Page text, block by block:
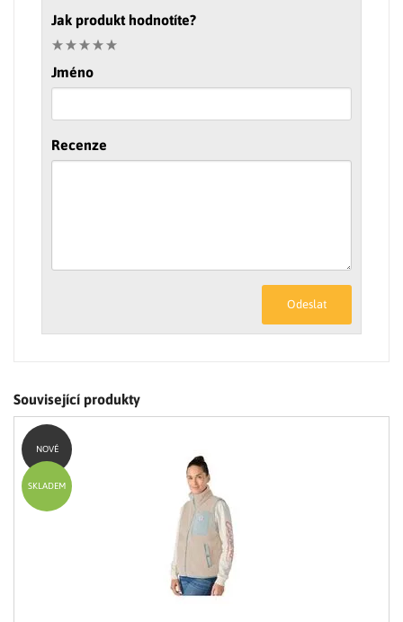
Jak produkt hodnotíte?
Jméno
Recenze
Odeslat
Související produkty
NOVÉ
SKLADEM